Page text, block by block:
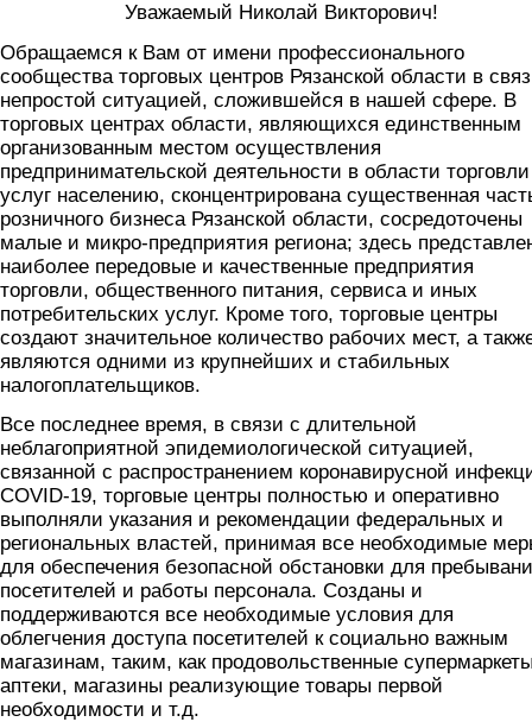
Уважаемый Николай Викторович!
Обращаемся к Вам от имени профессионального
сообщества торговых центров Рязанской области в
непростой ситуацией, сложившейся в нашей сфере. В
торговых центрах области, являющихся единственным
организованным местом осуществления
предпринимательской деятельности в области
услуг населению, сконцентрирована существенная
розничного бизнеса Рязанской области, сосредоточены
малые и микро-предприятия региона; здесь
наиболее передовые и качественные предприятия
торговли, общественного питания, сервиса и иных
потребительских услуг. Кроме того, торговые центры
создают значительное количество рабочих мест, а
являются одними из крупнейших и стабильных
налогоплательщиков.
Все последнее время, в связи с длительной
неблагоприятной эпидемиологической ситуацией,
связанной с распространением коронавирусной
COVID-19, торговые центры полностью и оперативно
выполняли указания и рекомендации федеральных и
региональных властей, принимая все необходимые
для обеспечения безопасной обстановки для
посетителей и работы персонала. Созданы и
поддерживаются все необходимые условия для
облегчения доступа посетителей к социально важным
магазинам, таким, как продовольственные
аптеки, магазины реализующие товары первой
необходимости и т.д.